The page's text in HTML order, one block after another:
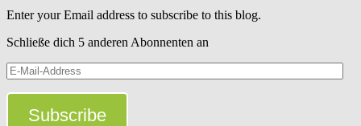
Enter your Email address to subscribe to this blog.
Schließe dich 5 anderen Abonnenten an
E-
Mail-
Address
Subscribe